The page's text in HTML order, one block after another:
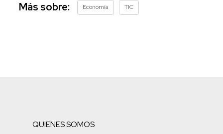
Más sobre: Economía TIC
QUIENES SOMOS